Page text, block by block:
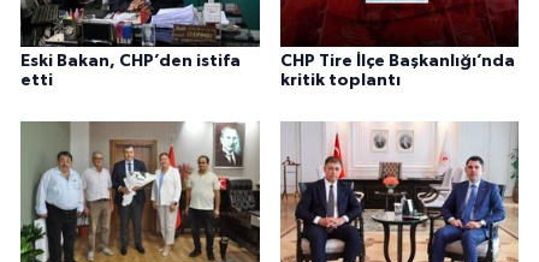
Eski Bakan, CHP’den istifa
etti
CHP Tire İlçe Başkanlığı’nda
kritik toplantı